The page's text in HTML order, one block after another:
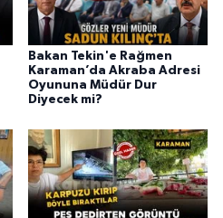
Bakan Tekin'e Rağmen
Karaman’da Akraba Adresi
Oyununa Müdür Dur
Diyecek mi?